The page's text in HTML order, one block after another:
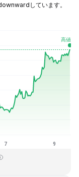
しています。